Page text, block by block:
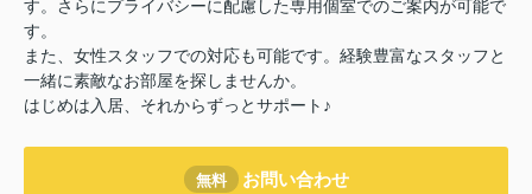
す。さらにプライバシーに配慮した専用個室でのご案内が可能で
す。
また、女性スタッフでの対応も可能です。経験豊富なスタッフと
一緒に素敵なお部屋を探しませんか。
はじめは入居、それからずっとサポート♪
無料 お問い合わせ